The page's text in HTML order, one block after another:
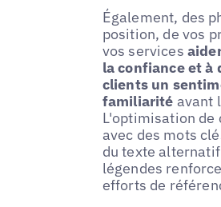
Également, des
position, de vos
vos services
la confiance et à
clients un
familiarité avant
L'optimisation de
avec des mots
du texte
légendes
efforts de